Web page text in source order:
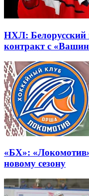
НХЛ: Белорусский
контракт с
«БХ»:
новому сезону